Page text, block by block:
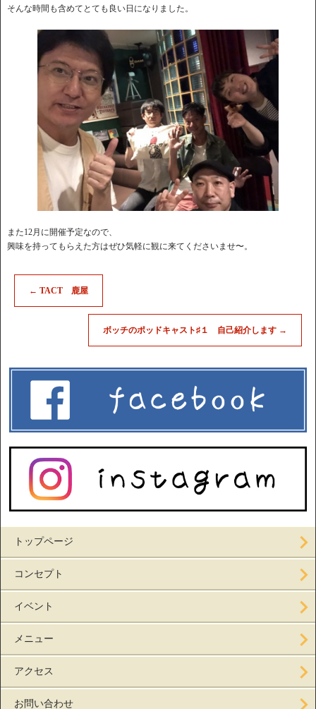
そんな時間も含めてとても良い日になりました。
また12月に開催予定なので、
興味を持ってもらえた方はぜひ気軽に観に来てくださいませ〜。
← TACT 鹿屋
ボッチのポッドキャスト♯１ 自己紹介します →
トップページ
コンセプト
イベント
メニュー
アクセス
お問い合わせ